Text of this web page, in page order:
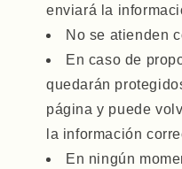
enviará la
No se atienden
En caso de
quedarán
página y puede
la información
En ningún